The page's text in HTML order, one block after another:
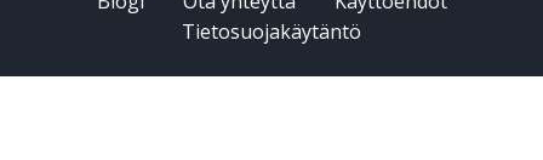
Tietosuojakäytäntö